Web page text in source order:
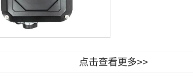
点击查看更多>>